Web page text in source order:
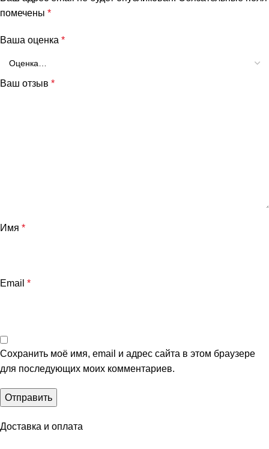
помечены *
Ваша оценка *
Ваш отзыв *
Имя *
Email *
Сохранить моё имя, email и адрес сайта в этом браузере
для последующих моих комментариев.
Доставка и оплата